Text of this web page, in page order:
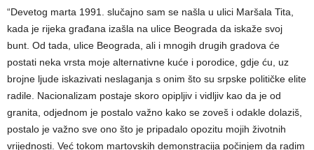
“Devetog marta 1991. slučajno sam se našla u ulici Maršala Tita,
kada je rijeka građana izašla na ulice Beograda da iskaže svoj
bunt. Od tada, ulice Beograda, ali i mnogih drugih gradova će
postati neka vrsta moje alternativne kuće i porodice, gdje ću, uz
brojne ljude iskazivati neslaganja s onim što su srpske političke elite
radile. Nacionalizam postaje skoro opipljiv i vidljiv kao da je od
granita, odjednom je postalo važno kako se zoveš i odakle dolaziš,
postalo je važno sve ono što je pripadalo opozitu mojih životnih
vrijednosti. Već tokom martovskih demonstracija počinjem da radim